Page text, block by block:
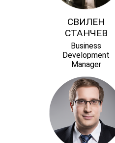
СВИЛЕН
СТАНЧЕВ
Business
Development
Manager